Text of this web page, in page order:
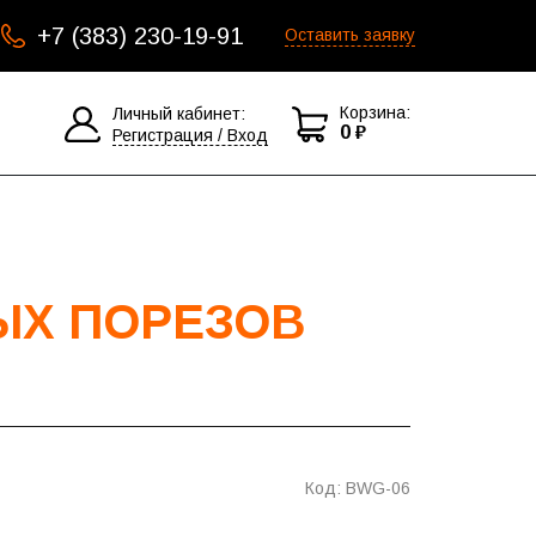
+7 (383) 230-19-91 Оставить заявку
Личный кабинет:
Регистрация / Вход
Корзина:
0 ₽
ПОРЕЗОВ
Код: BWG-06